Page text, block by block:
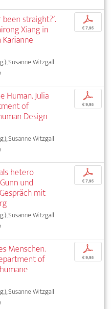
straight?’.
Xiang in
Susanne Witzgall
p
€ 7,95
Human. Julia
of
Design
Susanne Witzgall
p
€ 9,95
hetero
und
mit
Susanne Witzgall
p
€ 7,95
Menschen.
of
Susanne Witzgall
p
€ 9,95